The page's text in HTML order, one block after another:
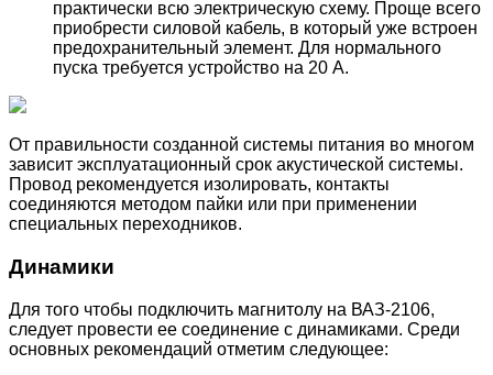
практически всю электрическую схему. Проще всего
приобрести силовой кабель, в который уже встроен
предохранительный элемент. Для нормального
пуска требуется устройство на 20 А.
От правильности созданной системы питания во многом
зависит эксплуатационный срок акустической системы.
Провод рекомендуется изолировать, контакты
соединяются методом пайки или при применении
специальных переходников.
Динамики
Для того чтобы подключить магнитолу на ВАЗ-2106,
следует провести ее соединение с динамиками. Среди
основных рекомендаций отметим следующее: